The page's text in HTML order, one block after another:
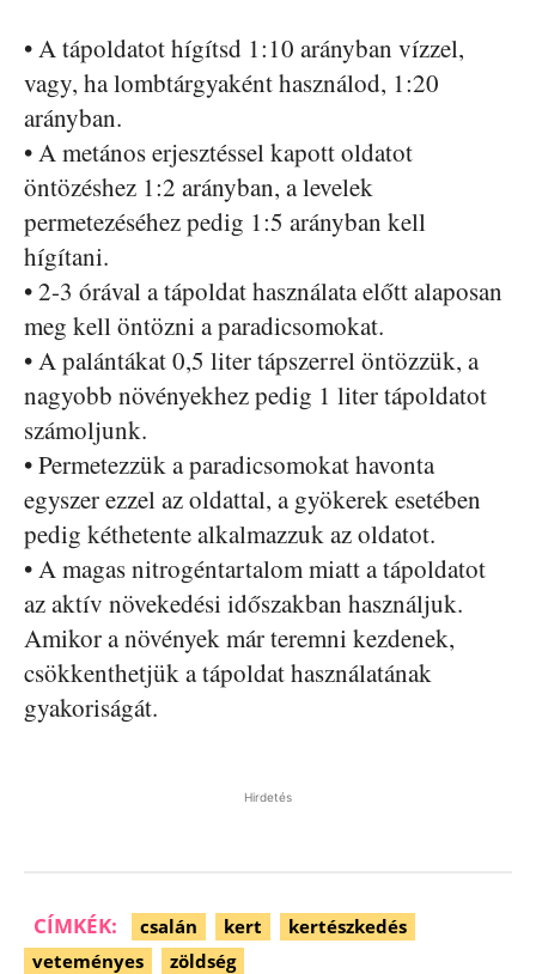
• A tápoldatot hígítsd 1:10 arányban vízzel,
vagy, ha lombtárgyaként használod, 1:20
arányban.
• A metános erjesztéssel kapott oldatot
öntözéshez 1:2 arányban, a levelek
permetezéséhez pedig 1:5 arányban kell
hígítani.
• 2-3 órával a tápoldat használata előtt alaposan
meg kell öntözni a paradicsomokat.
• A palántákat 0,5 liter tápszerrel öntözzük, a
nagyobb növényekhez pedig 1 liter tápoldatot
számoljunk.
• Permetezzük a paradicsomokat havonta
egyszer ezzel az oldattal, a gyökerek esetében
pedig kéthetente alkalmazzuk az oldatot.
• A magas nitrogéntartalom miatt a tápoldatot
az aktív növekedési időszakban használjuk.
Amikor a növények már teremni kezdenek,
csökkenthetjük a tápoldat használatának
gyakoriságát.
Hirdetés
CÍMKÉK: csalán kert
kertészkedés
veteményes
zöldség